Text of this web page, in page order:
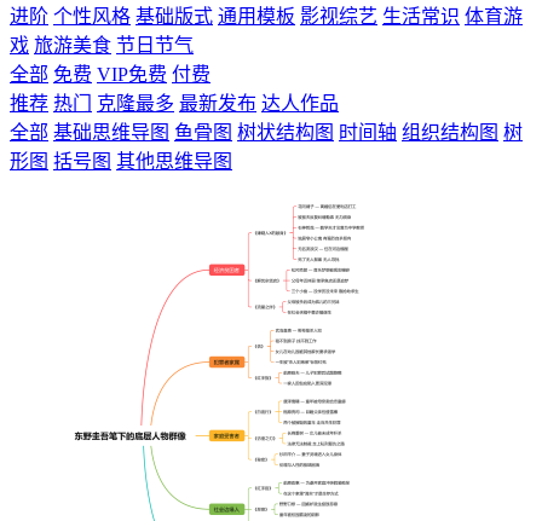
进阶 个性风格 基础版式 通用模板 影视综艺 生活常识 体育游
戏 旅游美食 节日节气
全部 免费 VIP免费 付费
推荐 热门 克隆最多 最新发布 达人作品
全部 基础思维导图 鱼骨图 树状结构图 时间轴 组织结构图 树
形图 括号图 其他思维导图